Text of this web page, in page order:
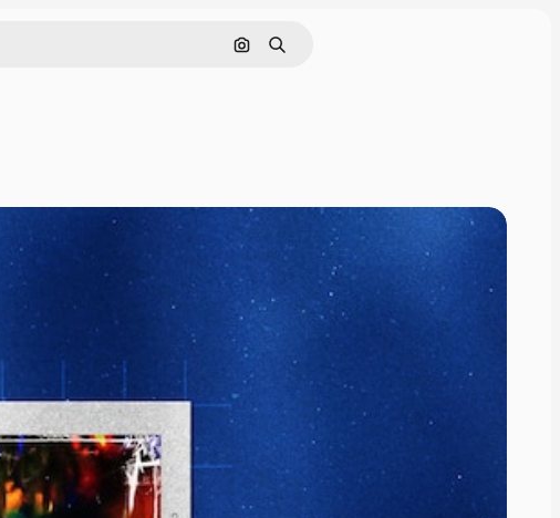
Поиск по изображению
Поиск